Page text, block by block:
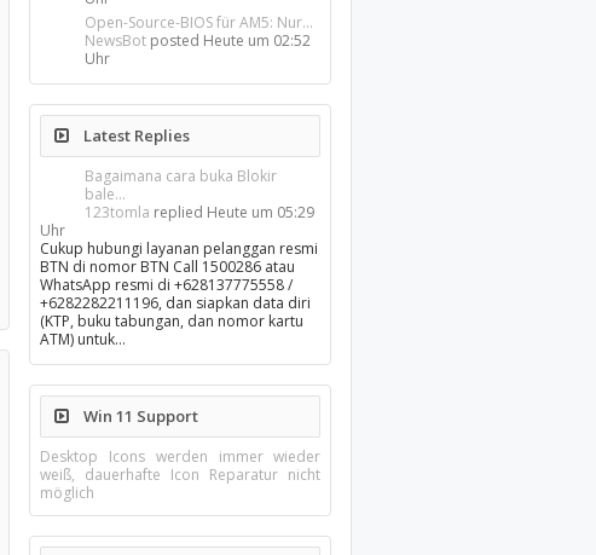
Open-Source-BIOS für AM5: Nur...
NewsBot posted Heute um 02:52
Uhr
Latest Replies
Bagaimana cara buka Blokir
bale...
123tomla replied Heute um 05:29
Uhr
Cukup hubungi layanan pelanggan resmi
BTN di nomor BTN Call 1500286 atau
WhatsApp resmi di +628137775558 /
+6282282211196, dan siapkan data diri
(KTP, buku tabungan, dan nomor kartu
ATM) untuk…
Win 11 Support
Desktop Icons werden immer wieder
weiß, dauerhafte Icon Reparatur nicht
möglich